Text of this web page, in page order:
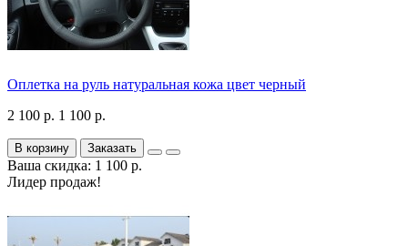
Оплетка на руль натуральная кожа цвет черный
2 100 р. 1 100 р.
В корзину Заказать
Ваша скидка: 1 100 р.
Лидер продаж!